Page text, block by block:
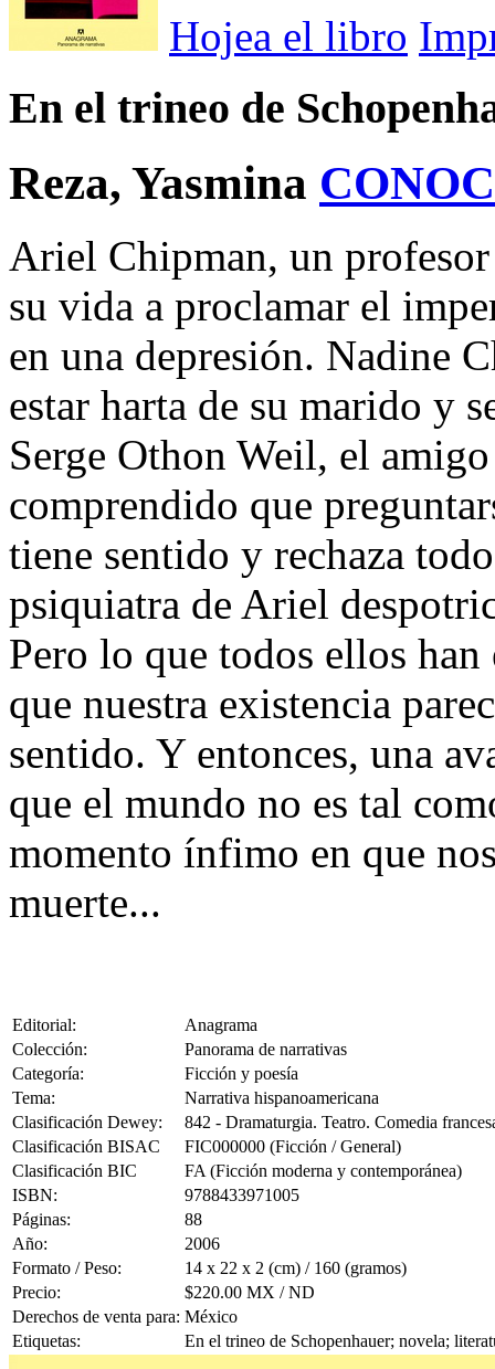
Hojea el libro
En el trineo de
Reza, Yasmina
Ariel Chipman, un
su vida a proclamar el
en una depresión. Nadine
estar harta de su marido y
Serge Othon Weil, el
comprendido que
tiene sentido y rechaza
psiquiatra de Ariel
Pero lo que todos ellos han
que nuestra existencia
sentido. Y entonces, una
que el mundo no es tal
momento ínfimo en que
muerte...
Editorial:
Anagrama
Colección:
Panorama de narrativas
Categoría:
Ficción y poesía
Tema:
Narrativa hispanoamericana
Clasificación Dewey:
842 - Dramaturgia. Teatro. Comedia
Clasificación BISAC
FIC000000 (Ficción / General)
Clasificación BIC
FA (Ficción moderna y contemporánea)
ISBN:
9788433971005
Páginas:
88
Año:
2006
Formato / Peso:
14 x 22 x 2 (cm) / 160 (gramos)
Precio:
$220.00 MX / ND
Derechos de venta para: México
Etiquetas:
En el trineo de Schopenhauer; novela;